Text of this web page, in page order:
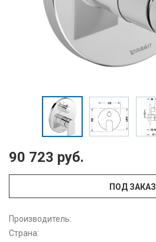
90 723 руб.
ПОД ЗАКАЗ
Производитель:
Страна: